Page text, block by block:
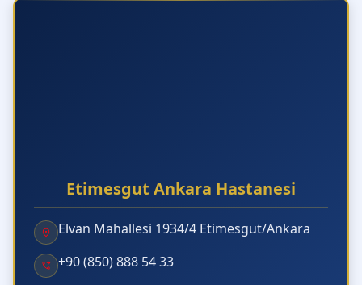
Etimesgut Ankara Hastanesi
Elvan Mahallesi 1934/4 Etimesgut/Ankara
+90 (850) 888 54 33